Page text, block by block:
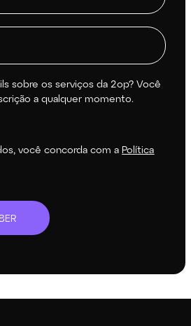
sobre os serviços da 2op? Você
a qualquer momento.
você concorda com aPolítica